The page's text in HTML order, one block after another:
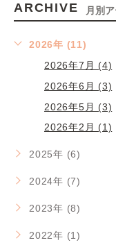
ARCHIVE 月別
2026年 (11)
2026年7月 (4)
2026年6月 (3)
2026年5月 (3)
2026年2月 (1)
2025年 (6)
2024年 (7)
2023年 (8)
2022年 (1)